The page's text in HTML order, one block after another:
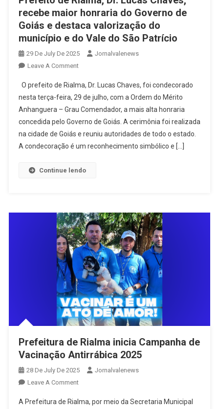
recebe maior honraria do Governo de
Goiás e destaca valorização do
município e do Vale do São Patrício
29 De July De 2025
Jornalvalenews
Leave A CommentOn
De
Rialma,
Dr.
Lucas
Chaves,
Recebe
Honraria
Goiás
E
Destaca
Valorização
Do
Município
E
Do
Vale
Do
São
O prefeito de Rialma, Dr. Lucas Chaves, foi condecorado
nesta terça-feira, 29 de julho, com a Ordem do Mérito
Anhanguera – Grau Comendador, a mais alta honraria
concedida pelo Governo de Goiás. A cerimônia foi realizada
na cidade de Goiás e reuniu autoridades de todo o estado.
A condecoração é um reconhecimento simbólico e […]
Continue lendo
Prefeitura de Rialma inicia Campanha de
Vacinação Antirrábica 2025
28 De July De 2025
Jornalvalenews
Leave A CommentOn
De
A Prefeitura de Rialma, por meio da Secretaria Municipal